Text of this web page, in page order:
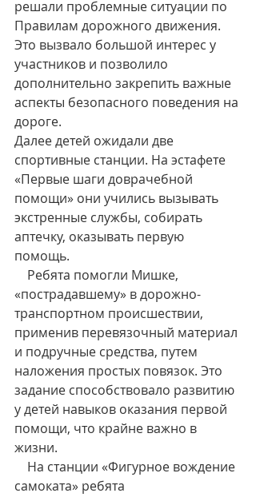
решали проблемные ситуации по
Правилам дорожного движения.
Это вызвало большой интерес у
участников и позволило
дополнительно закрепить важные
аспекты безопасного поведения на
дороге.
Далее детей ожидали две
спортивные станции. На эстафете
«Первые шаги доврачебной
помощи» они учились вызывать
экстренные службы, собирать
аптечку, оказывать первую
помощь.
«пострадавшему» в дорожно-
транспортном происшествии,
применив перевязочный материал
и подручные средства, путем
наложения простых повязок. Это
задание способствовало развитию
у детей навыков оказания первой
помощи, что крайне важно в
жизни.
На станции «Фигурное вождение
самоката» ребята